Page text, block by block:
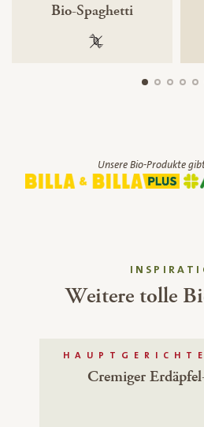
Bio-Spaghetti
100 % gentechnikfrei
Unsere Bio-Produkte
Weitere tolle
Cremiger